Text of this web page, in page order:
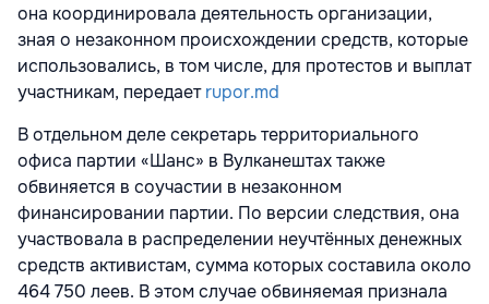
она координировала деятельность организации,
зная о незаконном происхождении средств, которые
использовались, в том числе, для протестов и выплат
участникам, передаетrupor.md
В отдельном деле секретарь территориального
офиса партии «Шанс» в Вулканештах также
обвиняется в соучастии в незаконном
финансировании партии. По версии следствия, она
участвовала в распределении неучтённых денежных
средств активистам, сумма которых составила около
464 750 леев. В этом случае обвиняемая признала